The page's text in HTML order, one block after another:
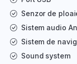
Senzor de
Sistem audio
Sistem de
Sound system